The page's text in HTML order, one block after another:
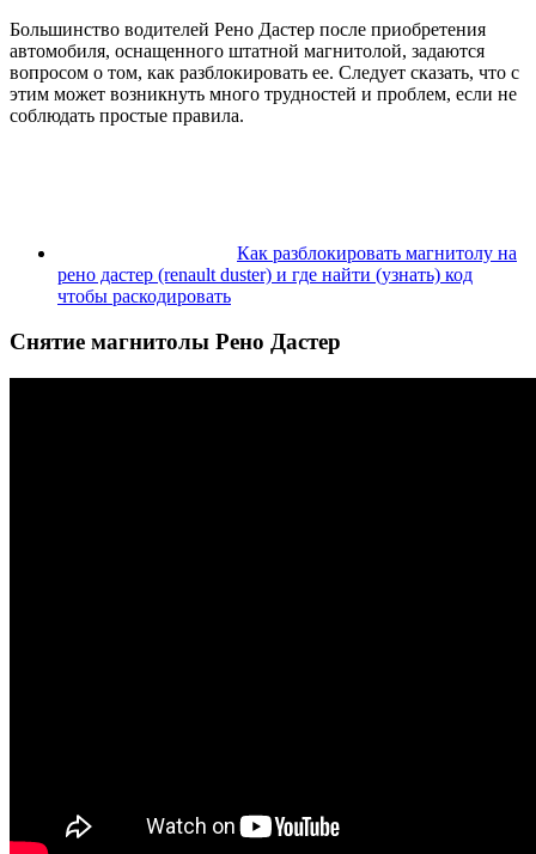
Большинство водителей Рено Дастер после приобретения
автомобиля, оснащенного штатной магнитолой, задаются
вопросом о том, как разблокировать ее. Следует сказать, что с
этим может возникнуть много трудностей и проблем, если не
соблюдать простые правила.
Как разблокировать магнитолу на
рено дастер (renault duster) и где найти (узнать) код
чтобы раскодировать
Снятие магнитолы Рено Дастер